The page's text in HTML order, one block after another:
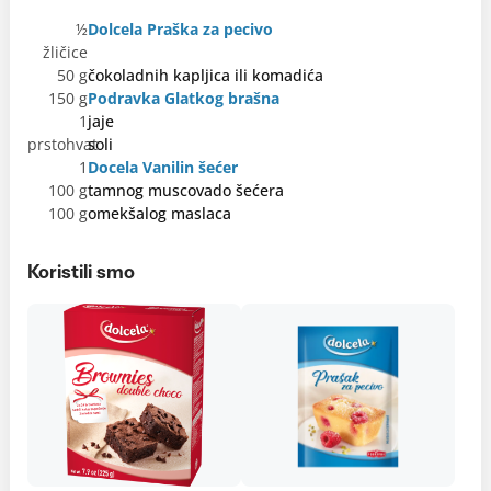
½
žličice
Dolcela Praška za pecivo
50 gčokoladnih kapljica ili komadića
150 gPodravka Glatkog brašna
1 jaje
prstohvatsoli
1 Docela Vanilin šećer
100 gtamnog muscovado šećera
100 gomekšalog maslaca
Koristili smo